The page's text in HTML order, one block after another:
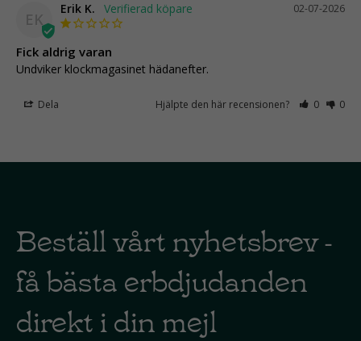
EK
02-07-2026
Erik K.
Fick aldrig varan
Undviker klockmagasinet hädanefter.
Dela Hjälpte den här recensionen? 0 0
Beställ vårt nyhetsbrev -
få bästa erbdjudanden
direkt i din mejl